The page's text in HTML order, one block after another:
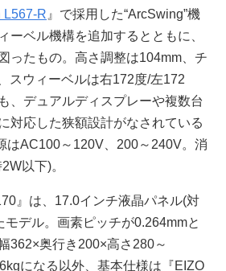
L567-R 』で採用した“ArcSwing”機
ーベル機構を追加するとともに、
ったもの。高さ調整は104mm、チ
スウィーベルは右172度/左172
、デュアルディスプレーや複数台
対応した狭額設計がなされている
はAC100～120V、200～240V。消
以下)。
』は、17.0インチ液晶パネル(対
デル。画素ピッチが0.264mmと
362×奥行き200×高さ280～
になる以外、基本仕様は『EIZO